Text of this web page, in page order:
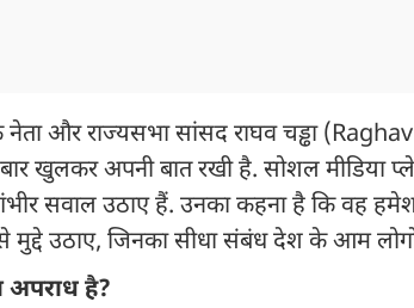
और राज्यसभा सांसद राघव चड्ढा
खुलकर अपनी बात रखी है. सोशल मीडिया
सवाल उठाए हैं. उनका कहना है कि वह
उठाए, जिनका सीधा संबंध देश के आम
अपराध है?